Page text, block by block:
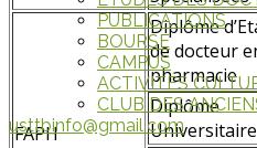
PUBLICATIONS
BOURSE
CAMPUS
ACTIVITÉS
CLUB DES
usttbinfo@gmail.com
FAPH
Diplôme
de docteur
pharmacie
Diplôme
Universitaire